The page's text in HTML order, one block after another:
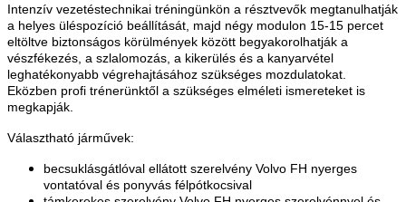
Intenzív vezetéstechnikai tréningünkön a résztvevők megtanulhatják
a helyes üléspozíció beállítását, majd négy modulon 15-15 percet
eltöltve biztonságos körülmények között begyakorolhatják a
vészfékezés, a szlalomozás, a kikerülés és a kanyarvétel
leghatékonyabb végrehajtásához szükséges mozdulatokat.
Eközben profi trénerünktől a szükséges elméleti ismereteket is
megkapják.
Választható járművek:
becsuklásgátlóval ellátott szerelvény Volvo FH nyerges
vontatóval és ponyvás félpótkocsival